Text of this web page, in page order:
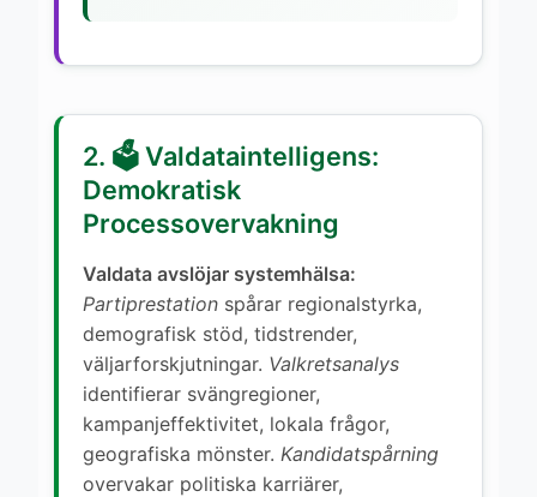
2. 🗳️ Valdataintelligens:
Demokratisk
Processovervakning
Valdata avslöjar systemhälsa:
Partiprestation spårar regionalstyrka,
demografisk stöd, tidstrender,
väljarforskjutningar. Valkretsanalys
identifierar svängregioner,
kampanjeffektivitet, lokala frågor,
geografiska mönster. Kandidatspårning
overvakar politiska karriärer,